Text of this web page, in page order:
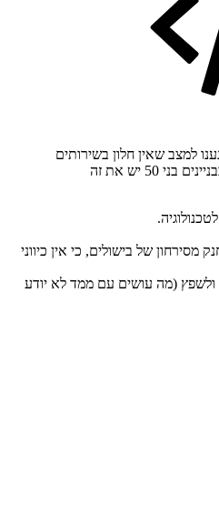
למצב שאין חלון בשירותים
50 יש את זה
של בישולים, כי אין כיווני
ולשפץ (מה עושים עם ממד לא יודע